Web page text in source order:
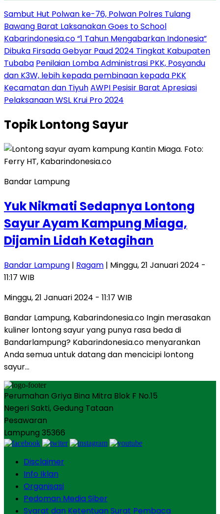
Sambut Hut Polwan ke-76, Polwan Polres Tulang
Bawang Barat Laksanakan Goes to School
Kabarindonesia.co “1 Tahun Mengabarkan Indonesia”
Dibuka Firsada Gebyar Paud 2024 Tingkat Kabupaten
Tubaba Penilaian Lomba Administrasi PKK, Posyandu
dan K3W, lebih kepada pembinaan kepada PKK
Kecamatan dan TiyuhAWPI Pesisir Barat Apresiasi
Pelaksanaan WSL Krui Pro 2024
TopikLontong Sayur
Bandar Lampung
Yuk Nikmati Sedapnya Lontong
Sayur Ayam Kampung Miaga,
Dijamin Lidah Ketagihan
Bandar Lampung | Ragam | Minggu, 21 Januari 2024 -
11:17 WIB
Minggu, 21 Januari 2024 - 11:17 WIB
Bandar Lampung, Kabarindonesia.co Ingin merasakan
kuliner lontong sayur yang punya rasa beda di
Bandarlampung? Kabarindonesia.co menyarankan
Anda semua untuk datang dan mencicipi lontong
sayur…
Perumahan Griya Bina Mitra Blok F No.15
Negeri Sakti, Gedung Tataan
Pesawaran
Lampung 35366
Disclaimer
Info Iklan
Organisasi
Pedoman Media Siber
Syarat dan Ketentuan Surat Pembaca